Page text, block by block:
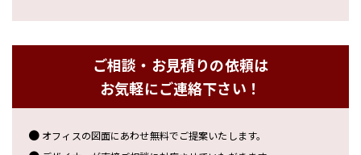
ご相談・お見積りの依頼は
お気軽にご連絡下さい！
オフィスの図面にあわせ無料でご提案いたします。